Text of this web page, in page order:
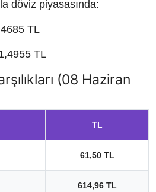
döviz piyasasında:
TL
TL
(08 Haziran
TL
61,50 TL
614,96 TL